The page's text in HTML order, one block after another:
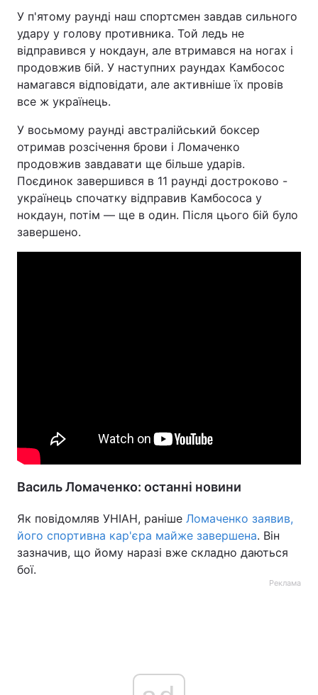
У п'ятому раунді наш спортсмен завдав сильного
удару у голову противника. Той ледь не
відправився у нокдаун, але втримався на ногах і
продовжив бій. У наступних раундах Камбосос
намагався відповідати, але активніше їх провів
все ж українець.
У восьмому раунді австралійський боксер
отримав розсічення брови і Ломаченко
продовжив завдавати ще більше ударів.
Поєдинок завершився в 11 раунді достроково -
українець спочатку відправив Камбососа у
нокдаун, потім — ще в один. Після цього бій було
завершено.
Василь Ломаченко: останні новини
Як повідомляв УНІАН, раніше Ломаченко заявив,
його спортивна кар'єра майже завершена. Він
зазначив, що йому наразі вже складно даються
бої.
Реклама